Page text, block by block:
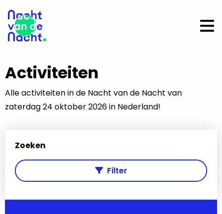
Activiteiten
Alle activiteiten in de Nacht van de Nacht van
zaterdag 24 oktober 2026 in Nederland!
Zoeken
Filter